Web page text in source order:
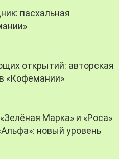
пасхальная
открытий: авторская
«Кофемании»
Марка» и «Роса»
новый уровень